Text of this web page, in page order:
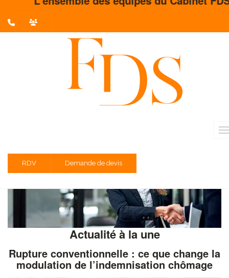
RDV Demande de devis
L'actualité du mois
Liste des évènements au 10/10/2022
Actualité à la une
Rupture conventionnelle : ce que change la
modulation de l’indemnisation chômage